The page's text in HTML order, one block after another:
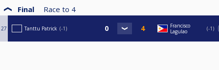
Final Race to 4
27 Tanttu Patrick -1
Francisco
Lagulao
-1